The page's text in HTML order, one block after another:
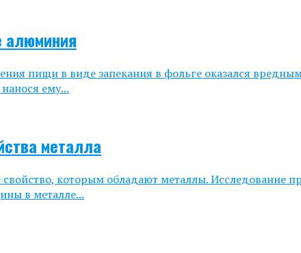
алюминия
пищи в виде запекания в фольге оказался
ему...
металла
которым обладают металлы. Исследование
в металле...